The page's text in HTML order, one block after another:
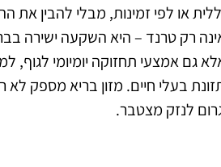
או לפי זמינות, מבלי להבין את
רק טרנד – היא השקעה ישירה
גם אמצעי תחזוקה יומיומי לגוף,
בעלי חיים. מזון בריא מספק לא
לנזק מצטבר.